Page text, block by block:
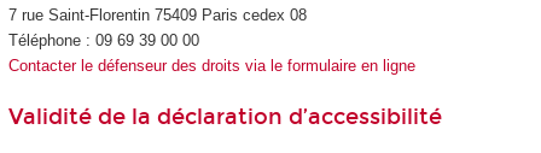
7 rue Saint-Florentin 75409 Paris cedex 08
Téléphone : 09 69 39 00 00
Contacter le défenseur des droits via le formulaire en ligne
Validité de la déclaration d’accessibilité